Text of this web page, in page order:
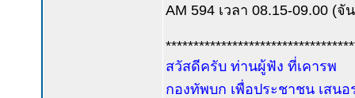
AM 594 เวลา 08.15-09.00 (จั
สวัสดีครับ ท่านผู้ฟัง ที่เคารพ
กองทัพบก เพื่อประชาชน เสน